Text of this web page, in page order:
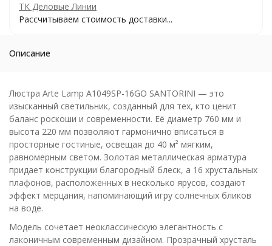
ТК Деловые Линии
Рассчитываем стоимость доставки...
Описание
Люстра Arte Lamp A1049SP-16GO SANTORINI — это
изысканный светильник, созданный для тех, кто ценит
баланс роскоши и современности. Её диаметр 760 мм и
высота 220 мм позволяют гармонично вписаться в
просторные гостиные, освещая до 40 м² мягким,
равномерным светом. Золотая металлическая арматура
придает конструкции благородный блеск, а 16 хрустальных
плафонов, расположенных в несколько ярусов, создают
эффект мерцания, напоминающий игру солнечных бликов
на воде.
Модель сочетает неоклассическую элегантность с
лаконичным современным дизайном. Прозрачный хрусталь